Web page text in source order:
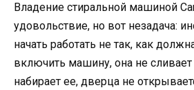
Владение стиральной машиной
удовольствие, но вот незадача:
начать работать не так, как
включить машину, она не
набирает ее, дверца не